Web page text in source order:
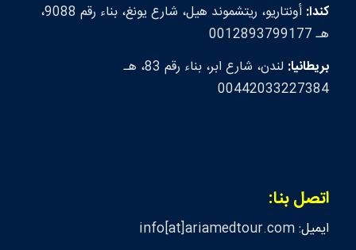
كندا:
أونتاريو، ريتشموند هيل، شارع يونغ، بناء رقم 9088،
هـ 0012893799177
بريطانيا:
لندن، شارع ابر، بناء رقم 83، هـ
00442033227384
اتصل بنا:
ايميل:info[at]ariamedtour.com